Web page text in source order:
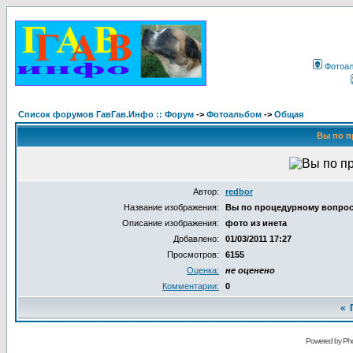
Список форумов ГавГав.Инфо :: Форум -> Фотоальбом -> Общая
Вы по
Автор:
redbor
Название изображения:
Вы по процедурному
Описание изображения:
фото из инета
Добавлено:
01/03/2011 17:27
Просмотров:
6155
Оценка:
не оценено
Комментарии:
0
«
Powered by